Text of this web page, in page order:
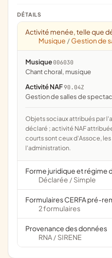
DÉTAILS
Activité menée, telle que
Musique / Gestion de
Musique 006030
chant choral, musique
Activité NAF90.04Z
Gestion de salles de
Objets sociaux attribués par l'administration d'après l'objet
déclaré ; activité NAF
courts sont ceux d'Assoce,
l'administration.
Forme juridique et régime
Déclarée / Simple
Formulaires CERFA pré-
2 formulaires
Provenance des données
RNA / SIRENE